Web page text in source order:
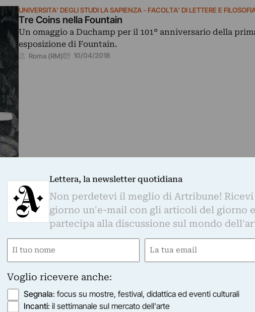
UNIVERSITA' DEGLI STUDI LA SAPIENZA - FACOLTA' DI LETTERE E
Tre Coins nella Fountain
Un omaggio a Duchamp per il 101° anniversario della
esposizione di Fountain.
Roma (RM) 10/04/2018
Lettera, la newsletter quotidiana
Non perdetevi il meglio di Artribune!
giorno un'e-mail con gli articoli del giorno
partecipa alla discussione sul mondo
Nome
Email
Voglio ricevere anche:
Segnala: focus su mostre, festival, didattica ed eventi culturali
Incanti: il settimanale sul mercato dell'arte